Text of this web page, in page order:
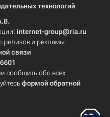
технологий
internet-group@ria.ru
релизов и рекламы
связи
сообщить обо всех
формой обратной